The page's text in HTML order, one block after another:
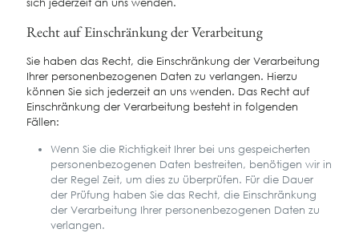
sich jederzeit an uns wenden.
Recht auf Einschränkung der Verarbeitung
Sie haben das Recht, die Einschränkung der Verarbeitung
Ihrer personenbezogenen Daten zu verlangen. Hierzu
können Sie sich jederzeit an uns wenden. Das Recht auf
Einschränkung der Verarbeitung besteht in folgenden
Fällen:
Wenn Sie die Richtigkeit Ihrer bei uns gespeicherten
personenbezogenen Daten bestreiten, benötigen wir in
der Regel Zeit, um dies zu überprüfen. Für die Dauer
der Prüfung haben Sie das Recht, die Einschränkung
der Verarbeitung Ihrer personenbezogenen Daten zu
verlangen.